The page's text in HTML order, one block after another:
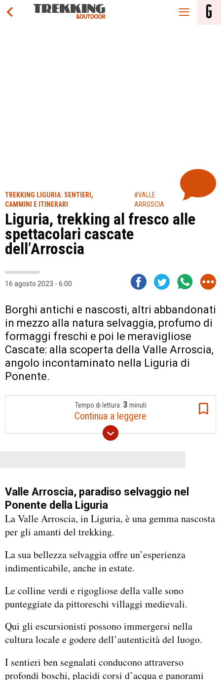
TREKKING LIGURIA: SENTIERI,
CAMMINI E ITINERARI
#VALLE
ARROSCIA
Liguria, trekking al fresco alle
spettacolari cascate
dell’Arroscia
16 agosto 2023 - 6:00
Borghi antichi e nascosti, altri abbandonati
in mezzo alla natura selvaggia, profumo di
formaggi freschi e poi le meravigliose
Cascate: alla scoperta della Valle Arroscia,
angolo incontaminato nella Liguria di
Ponente.
Tempo di lettura: 3 minuti
Continua a leggere
Valle Arroscia, paradiso selvaggio nel
Ponente della Liguria
La Valle Arroscia, in Liguria, è una gemma nascosta
per gli amanti del trekking.
La sua bellezza selvaggia offre un’esperienza
indimenticabile, anche in estate.
Le colline verdi e rigogliose della valle sono
punteggiate da pittoreschi villaggi medievali.
Qui gli escursionisti possono immergersi nella
cultura locale e godere dell’autenticità del luogo.
I sentieri ben segnalati conducono attraverso
profondi boschi, placidi corsi d’acqua e panorami